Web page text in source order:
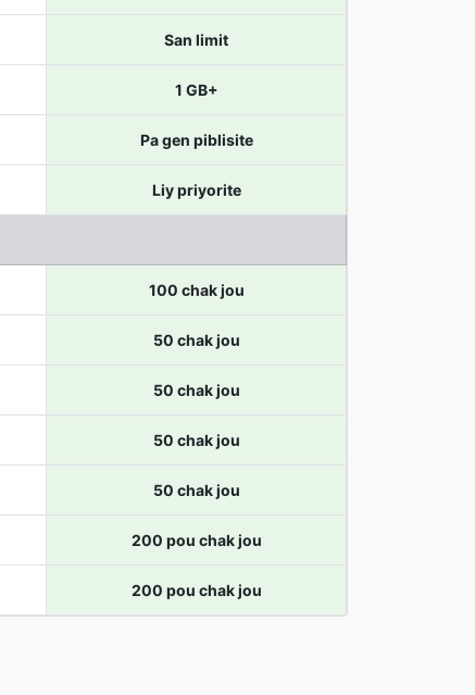
San limit
1 GB+
Pa gen piblisite
Liy priyorite
100 chak jou
50 chak jou
50 chak jou
50 chak jou
50 chak jou
200 pou chak jou
200 pou chak jou